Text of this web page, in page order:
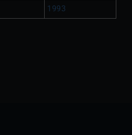
1993